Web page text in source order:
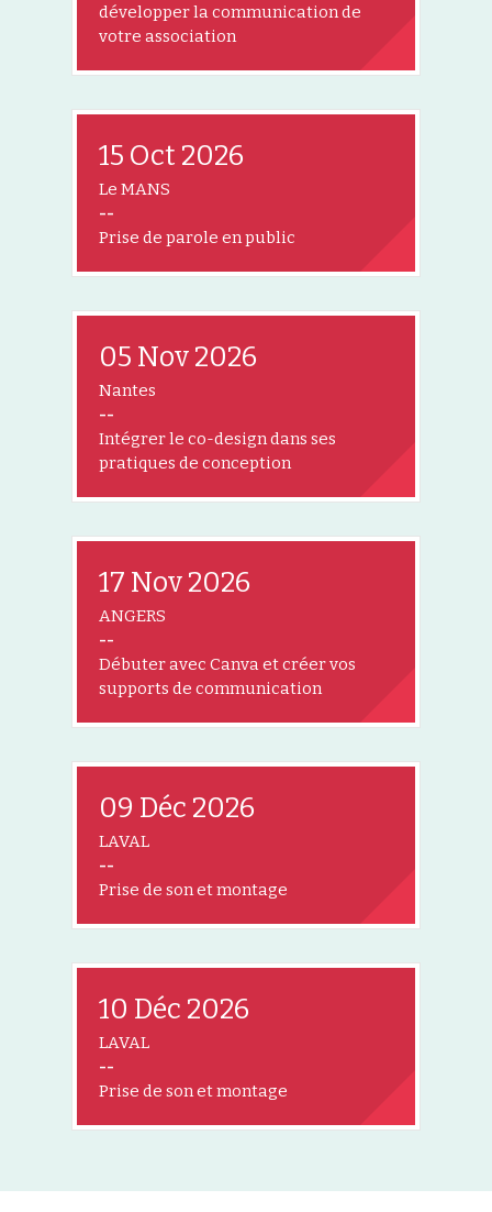
développer la communication de
votre association
15 Oct 2026
Le MANS
--
Prise de parole en public
05 Nov 2026
Nantes
--
Intégrer le co-design dans ses
pratiques de conception
17 Nov 2026
ANGERS
--
Débuter avec Canva et créer vos
supports de communication
09 Déc 2026
LAVAL
--
Prise de son et montage
10 Déc 2026
LAVAL
--
Prise de son et montage